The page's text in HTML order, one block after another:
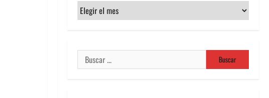
Archivos
Buscar: